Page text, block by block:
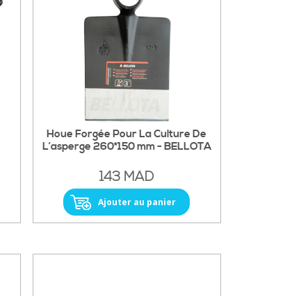
Houe Forgée Pour La Culture De
L’asperge 260*150 mm - BELLOTA
143 MAD
Ajouter au panier